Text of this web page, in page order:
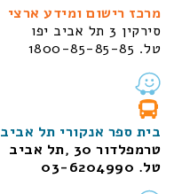
מרכז רישום ומידע ארצי
סירקין 3 תל אביב יפו
טל. 1800-85-85-85
בית ספר אנקורי תל אביב
טרמפלדור 30 ,תל אביב
טל. 03-6204990